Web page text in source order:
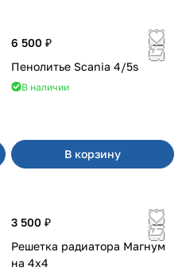
6 500 ₽
Пенолитье Scania 4/5s
В наличии
В корзину
3 500 ₽
Решетка радиатора Магнум
на 4х4